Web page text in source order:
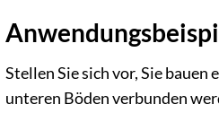
Stellen Sie sich vor, Sie bauen
unteren Böden verbunden